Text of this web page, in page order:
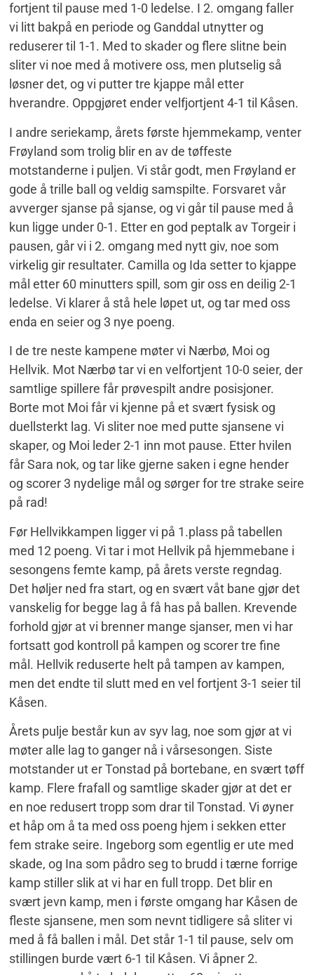
fortjent til pause med 1-0 ledelse. I 2. omgang faller
vi litt bakpå en periode og Ganddal utnytter og
reduserer til 1-1. Med to skader og flere slitne bein
sliter vi noe med å motivere oss, men plutselig så
løsner det, og vi putter tre kjappe mål etter
hverandre. Oppgjøret ender velfjortjent 4-1 til Kåsen.
I andre seriekamp, årets første hjemmekamp, venter
Frøyland som trolig blir en av de tøffeste
motstanderne i puljen. Vi står godt, men Frøyland er
gode å trille ball og veldig samspilte. Forsvaret vår
avverger sjanse på sjanse, og vi går til pause med å
kun ligge under 0-1. Etter en god peptalk av Torgeir i
pausen, går vi i 2. omgang med nytt giv, noe som
virkelig gir resultater. Camilla og Ida setter to kjappe
mål etter 60 minutters spill, som gir oss en deilig 2-1
ledelse. Vi klarer å stå hele løpet ut, og tar med oss
enda en seier og 3 nye poeng.
I de tre neste kampene møter vi Nærbø, Moi og
Hellvik. Mot Nærbø tar vi en velfortjent 10-0 seier, der
samtlige spillere får prøvespilt andre posisjoner.
Borte mot Moi får vi kjenne på et svært fysisk og
duellsterkt lag. Vi sliter noe med putte sjansene vi
skaper, og Moi leder 2-1 inn mot pause. Etter hvilen
får Sara nok, og tar like gjerne saken i egne hender
og scorer 3 nydelige mål og sørger for tre strake seire
på rad!
Før Hellvikkampen ligger vi på 1.plass på tabellen
med 12 poeng. Vi tar i mot Hellvik på hjemmebane i
sesongens femte kamp, på årets verste regndag.
Det høljer ned fra start, og en svært våt bane gjør det
vanskelig for begge lag å få has på ballen. Krevende
forhold gjør at vi brenner mange sjanser, men vi har
fortsatt god kontroll på kampen og scorer tre fine
mål. Hellvik reduserte helt på tampen av kampen,
men det endte til slutt med en vel fortjent 3-1 seier til
Kåsen.
Årets pulje består kun av syv lag, noe som gjør at vi
møter alle lag to ganger nå i vårsesongen. Siste
motstander ut er Tonstad på bortebane, en svært tøff
kamp. Flere frafall og samtlige skader gjør at det er
en noe redusert tropp som drar til Tonstad. Vi øyner
et håp om å ta med oss poeng hjem i sekken etter
fem strake seire. Ingeborg som egentlig er ute med
skade, og Ina som pådro seg to brudd i tærne forrige
kamp stiller slik at vi har en full tropp. Det blir en
svært jevn kamp, men i første omgang har Kåsen de
fleste sjansene, men som nevnt tidligere så sliter vi
med å få ballen i mål. Det står 1-1 til pause, selv om
stillingen burde vært 6-1 til Kåsen. Vi åpner 2.